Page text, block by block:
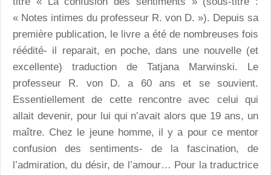
« Notes intimes du professeur R. von D. »). Depuis sa
première publication, le livre a été de nombreuses fois
réédité- il reparait, en poche, dans une nouvelle (et
excellente) traduction de Tatjana Marwinski. Le
professeur R. von D. a 60 ans et se souvient.
Essentiellement de cette rencontre avec celui qui
allait devenir, pour lui qui n’avait alors que 19 ans, un
maître. Chez le jeune homme, il y a pour ce mentor
confusion des sentiments- de la fascination, de
l’admiration, du désir, de l’amour… Pour la traductrice